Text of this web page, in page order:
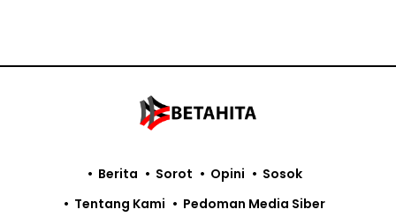
Berita Sorot Opini
Sosok
Tentang Kami
Pedoman Media Siber